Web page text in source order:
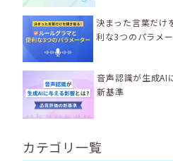
決まった言葉だけ
利な3つのパラメ
音声認識が生成AI
新基準
カテゴリ一覧